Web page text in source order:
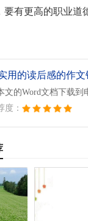
要有更高的职业道
用的读后感的作文
文的Word文档下载到
度：